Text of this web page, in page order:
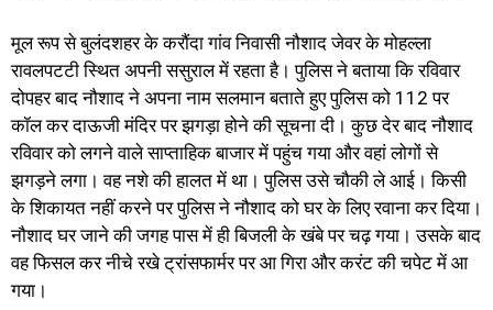
मूल रूप से बुलंदशहर के करौंदा गांव निवासी नौशाद जेवर के मोहल्ला
रावलपटटी स्थित अपनी ससुराल में रहता है। पुलिस ने बताया कि रविवार
दोपहर बाद नौशाद ने अपना नाम सलमान बताते हुए पुलिस को 112 पर
कॉल कर दाऊजी मंदिर पर झगड़ा होने की सूचना दी। कुछ देर बाद नौशाद
रविवार को लगने वाले साप्ताहिक बाजार में पहुंच गया और वहां लोगों से
झगड़ने लगा। वह नशे की हालत में था। पुलिस उसे चौकी ले आई। किसी
के शिकायत नहीं करने पर पुलिस ने नौशाद को घर के लिए रवाना कर दिया।
नौशाद घर जाने की जगह पास में ही बिजली के खंबे पर चढ़ गया। उसके बाद
वह फिसल कर नीचे रखे ट्रांसफार्मर पर आ गिरा और करंट की चपेट में आ
गया।